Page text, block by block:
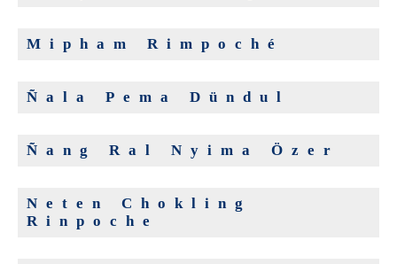
Mipham Rimpoché
Ñala Pema Dündul
Ñang Ral Nyima Özer
Neten Chokling
Rinpoche